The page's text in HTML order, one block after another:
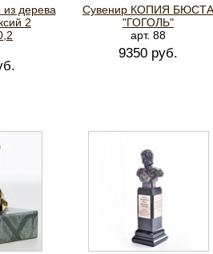
дерева
2
Сувенир КОПИЯ БЮСТА
"ГОГОЛЬ"
арт. 88
9350 руб.